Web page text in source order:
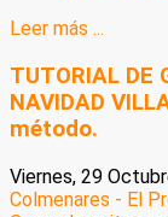
Leer más ...
TUTORIAL DE
NAVIDAD
método.
Viernes, 29
Colmenares - El